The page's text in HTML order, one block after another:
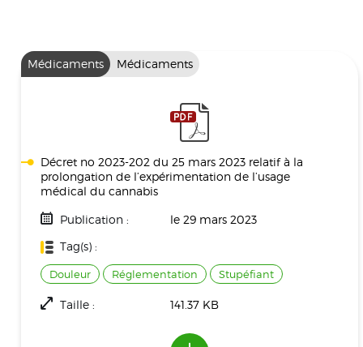
Médicaments Médicaments
Décret no 2023-202 du 25 mars 2023 relatif à la
prolongation de l’expérimentation de l’usage
médical du cannabis
Publication :
le 29 mars 2023
Tag(s) :
Douleur Réglementation Stupéfiant
Taille : 141.37 KB
641